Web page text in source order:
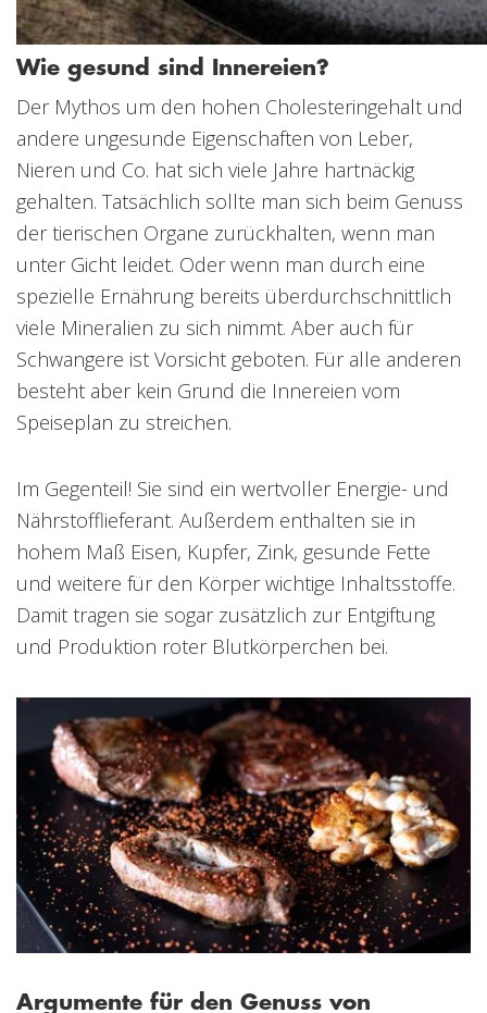
Wie gesund sind Innereien?
Der Mythos um den hohen Cholesteringehalt und
andere ungesunde Eigenschaften von Leber,
Nieren und Co. hat sich viele Jahre hartnäckig
gehalten. Tatsächlich sollte man sich beim Genuss
der tierischen Organe zurückhalten, wenn man
unter Gicht leidet. Oder wenn man durch eine
spezielle Ernährung bereits überdurchschnittlich
viele Mineralien zu sich nimmt. Aber auch für
Schwangere ist Vorsicht geboten. Für alle anderen
besteht aber kein Grund die Innereien vom
Speiseplan zu streichen.
Im Gegenteil! Sie sind ein wertvoller Energie- und
Nährstofflieferant. Außerdem enthalten sie in
hohem Maß Eisen, Kupfer, Zink, gesunde Fette
und weitere für den Körper wichtige Inhaltsstoffe.
Damit tragen sie sogar zusätzlich zur Entgiftung
und Produktion roter Blutkörperchen bei.
Argumente für den Genuss von